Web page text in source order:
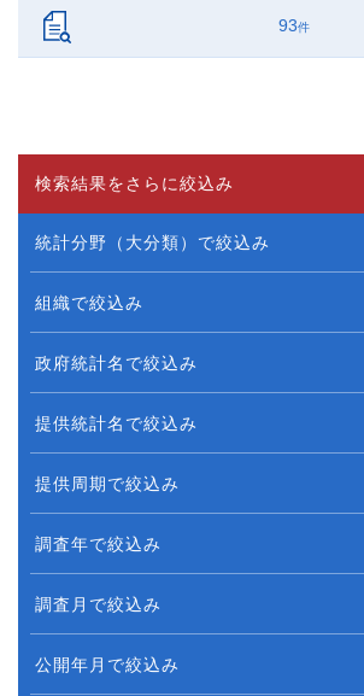
93件
検索結果をさらに絞込み
統計分野（大分類）で絞込み
組織で絞込み
政府統計名で絞込み
提供統計名で絞込み
提供周期で絞込み
調査年で絞込み
調査月で絞込み
公開年月で絞込み